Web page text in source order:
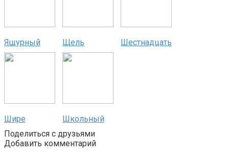
Ящурный Щель Шестнадцать
Шире
Школьный
Поделиться с друзьями
Добавить комментарий